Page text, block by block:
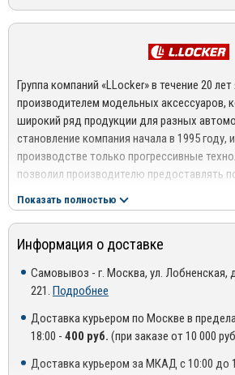
воды – формируют аэродинамический
создаваемый при движении вокруг кузова
максимально уменьшить образование
оседающей на автомобиле.
• с эстетической точки зрения брызговики
завершением колесной арки, они
изящество форм автомобиля.
Инструкция по установке брызговиков
Основные преимущества брызговиков
Брызговики для авто Шевроле Круз - плюсы
Особенности марки Шевроле
определенной модели автомобиля.
образцов гарантирует идеальную
показатель считается оптимальным,
Группа компаний «LLocker» в течение 20
производителем модельных аксессуаров,
широкий ряд продукции для разных
становление компания начала в 1995 году,
производстве только прогрессивные
позволил производителю предоставлять
стандартам.
Материалы и оборудование, которые
производстве ковриков
Компания располагает собственными
базами, где используется современное
оборудование. Продукция компании
экологически чистого полимерного сырья,
Благодаря этому готовые изделия
Показать полностью
Информация о доставке
Самовывоз - г. Москва, ул. Лобненская,
221. Подробнее
Доставка курьером по Москве в
18:00 - 400 руб. (при заказе от 10 000
Доставка курьером за МКАД с 10:00 до